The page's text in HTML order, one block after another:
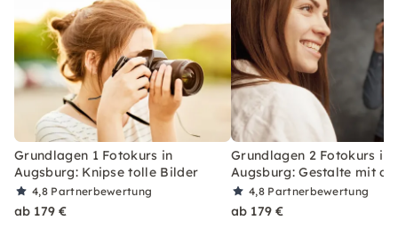
Grundlagen 1 Fotokurs in
Augsburg: Knipse tolle Bilder
4,8 Partnerbewertung
ab 179 €
Grundlagen 2 Fotokurs in
Augsburg: Gestalte mit
4,8 Partnerbewertung
ab 179 €